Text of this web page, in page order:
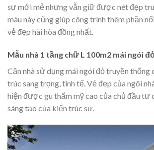
sự mới mẻ nhưng vẫn giữ được nét đẹp
màu này cũng giúp công trình thêm phần
vẻ đẹp hài hòa đồng nhất.
Mẫu nhà 1 tầng chữ L 100m2 mái ngói
Căn nhà sử dụng mái ngói đỏ truyền thống
trúc sang trọng, tinh tế. Vẻ đẹp của ngôi
hiện được gu thẩm mỹ cao của chủ đầu tư
sáng tạo của kiến trúc sư.